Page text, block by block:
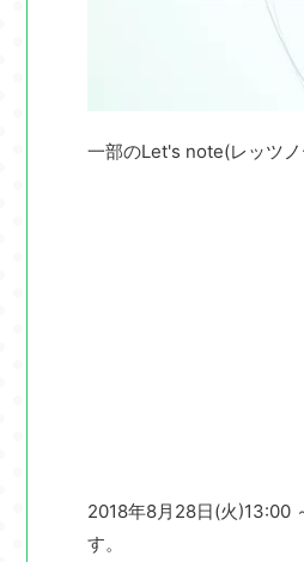
一部のLet's note(レッツ
2018年8月28日(火)13:00
す。